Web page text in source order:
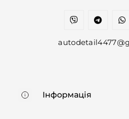
Інформація